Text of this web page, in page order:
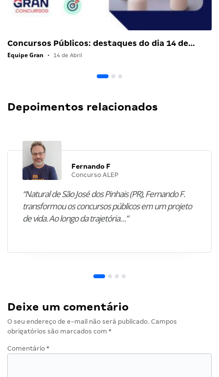
Concursos Públicos: destaques do dia 14 de…
Equipe Gran • 14 de Abril
Depoimentos relacionados
Fernando F
Concurso ALEP
“Natural de São José dos Pinhais (PR), Fernando F.
transformou os concursos públicos em um projeto
de vida. Ao longo da trajetória…”
Deixe um comentário
O seu endereço de e-mail não será publicado. Campos
obrigatórios são marcados com *
Comentário *